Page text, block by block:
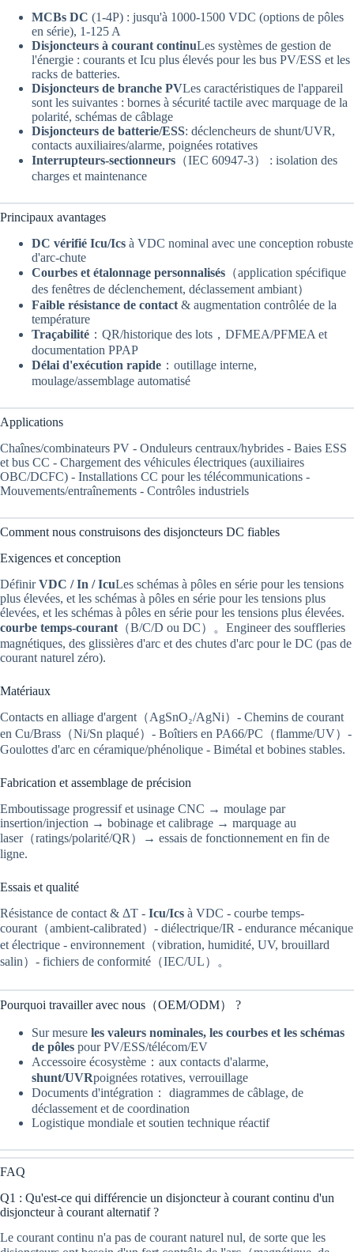
MCBs DC (1-4P) : jusqu'à 1000-1500 VDC (options de pôles
en série), 1-125 A
Disjoncteurs à courant continuLes systèmes de gestion de
l'énergie : courants et Icu plus élevés pour les bus PV/ESS et les
racks de batteries.
Disjoncteurs de branche PVLes caractéristiques de l'appareil
sont les suivantes : bornes à sécurité tactile avec marquage de la
polarité, schémas de câblage
Disjoncteurs de batterie/ESS: déclencheurs de shunt/UVR,
contacts auxiliaires/alarme, poignées rotatives
Interrupteurs-sectionneurs （IEC 60947-3） : isolation des
charges et maintenance
Principaux avantages
DC vérifié Icu/Ics à VDC nominal avec une conception robuste
d'arc-chute
Courbes et étalonnage personnalisés （application spécifique
des fenêtres de déclenchement, déclassement ambiant）
Faible résistance de contact & augmentation contrôlée de la
température
Traçabilité ：QR/historique des lots，DFMEA/PFMEA et
documentation PPAP
Délai d'exécution rapide ：outillage interne,
moulage/assemblage automatisé
Applications
Chaînes/combinateurs PV - Onduleurs centraux/hybrides - Baies ESS
et bus CC - Chargement des véhicules électriques (auxiliaires
OBC/DCFC) - Installations CC pour les télécommunications -
Mouvements/entraînements - Contrôles industriels
Comment nous construisons des disjoncteurs DC fiables
Exigences et conception
DéfinirVDC / In / IcuLes schémas à pôles en série pour les tensions
plus élevées, et les schémas à pôles en série pour les tensions plus
élevées, et les schémas à pôles en série pour les tensions plus élevées.
courbe temps-courant （B/C/D ou DC）。Engineer des souffleries
magnétiques, des glissières d'arc et des chutes d'arc pour le DC (pas de
courant naturel zéro).
Matériaux
Contacts en alliage d'argent（AgSnO₂/AgNi）- Chemins de courant
en Cu/Brass（Ni/Sn plaqué）- Boîtiers en PA66/PC（flamme/UV）-
Goulottes d'arc en céramique/phénolique - Bimétal et bobines stables.
Fabrication et assemblage de précision
Emboutissage progressif et usinage CNC → moulage par
insertion/injection → bobinage et calibrage → marquage au
laser（ratings/polarité/QR）→ essais de fonctionnement en fin de
ligne.
Essais et qualité
Résistance de contact & ΔT - Icu/Ics à VDC - courbe temps-
courant（ambient-calibrated）- diélectrique/IR - endurance mécanique
et électrique - environnement（vibration, humidité, UV, brouillard
salin）- fichiers de conformité（IEC/UL）。
Pourquoi travailler avec nous（OEM/ODM） ?
Sur mesure les valeurs nominales, les courbes et les schémas
de pôles pour PV/ESS/télécom/EV
Accessoire écosystème：aux contacts d'alarme,
shunt/UVRpoignées rotatives, verrouillage
Documents d'intégration： diagrammes de câblage, de
déclassement et de coordination
Logistique mondiale et soutien technique réactif
FAQ
Q1 : Qu'est-ce qui différencie un disjoncteur à courant continu d'un
disjoncteur à courant alternatif ?
Le courant continu n'a pas de courant naturel nul, de sorte que les